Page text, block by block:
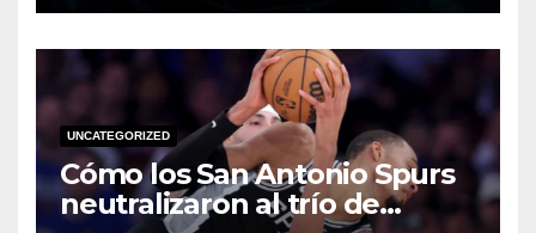
UNCATEGORIZED
Cómo los San Antonio Spurs
neutralizaron al trío de